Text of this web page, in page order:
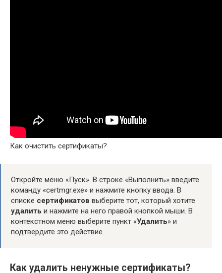
Как очистить сертификаты?
Откройте меню «Пуск». В строке «Выполнить» введите
команду «certmgr.exe» и нажмите кнопку ввода. В
списке сертификатов выберите тот, который хотите
удалить и нажмите на него правой кнопкой мыши. В
контекстном меню выберите пункт «Удалить» и
подтвердите это действие.
Как удалить ненужные сертификаты?